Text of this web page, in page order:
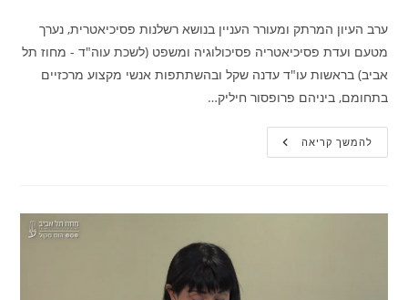
ערב העיון המרתק ומעורר העניין בנושא רשלנות פסיכיאטרית, נערך
מטעם ועדת פסיכיאטריה פסיכולוגיה ומשפט (לשכת עוה"ד - מחוז תל
אביב) בראשות עו"ד עדנה שקל ובהשתתפות אנשי מקצוע מרכזיים
בתחומם, ביניהם פרופסור חיליק…
להמשך קריאהערב
עיון
ביום